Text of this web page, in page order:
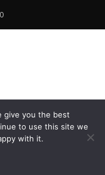
give you the best
to use this site we
with it.